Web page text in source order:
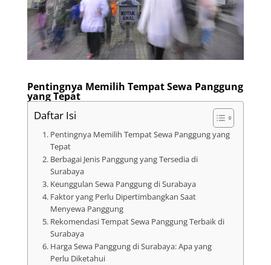
Pentingnya Memilih Tempat Sewa Panggung
yang Tepat
Daftar Isi
Pentingnya Memilih Tempat Sewa Panggung yang
Tepat
Berbagai Jenis Panggung yang Tersedia di
Surabaya
Keunggulan Sewa Panggung di Surabaya
Faktor yang Perlu Dipertimbangkan Saat
Menyewa Panggung
Rekomendasi Tempat Sewa Panggung Terbaik di
Surabaya
Harga Sewa Panggung di Surabaya: Apa yang
Perlu Diketahui